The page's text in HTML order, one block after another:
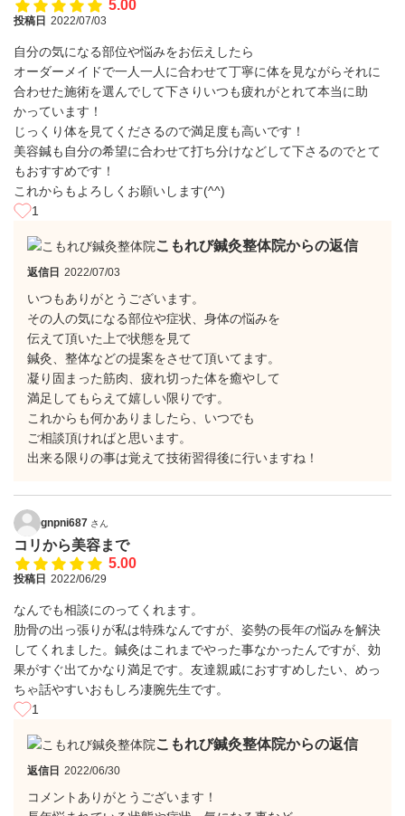
5.00
投稿日 2022/07/03
自分の気になる部位や悩みをお伝えしたら
オーダーメイドで一人一人に合わせて丁寧に体を見ながらそれに
合わせた施術を選んでして下さりいつも疲れがとれて本当に助
かっています！
じっくり体を見てくださるので満足度も高いです！
美容鍼も自分の希望に合わせて打ち分けなどして下さるのでとて
もおすすめです！
これからもよろしくお願いします(^^)
1
こもれび鍼灸整体院からの返信
返信日 2022/07/03
いつもありがとうございます。
その人の気になる部位や症状、身体の悩みを
伝えて頂いた上で状態を見て
鍼灸、整体などの提案をさせて頂いてます。
凝り固まった筋肉、疲れ切った体を癒やして
満足してもらえて嬉しい限りです。
これからも何かありましたら、いつでも
ご相談頂ければと思います。
出来る限りの事は覚えて技術習得後に行いますね！
gnpni687 さん
コリから美容まで
5.00
投稿日 2022/06/29
なんでも相談にのってくれます。
肋骨の出っ張りが私は特殊なんですが、姿勢の長年の悩みを解決
してくれました。鍼灸はこれまでやった事なかったんですが、効
果がすぐ出てかなり満足です。友達親戚におすすめしたい、めっ
ちゃ話やすいおもしろ凄腕先生です。
1
こもれび鍼灸整体院からの返信
返信日 2022/06/30
コメントありがとうございます！